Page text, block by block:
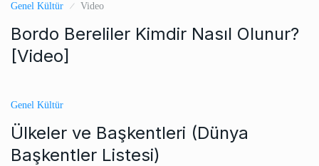
Genel Kültür Video
Bordo Bereliler Kimdir Nasıl Olunur?
[Video]
Genel Kültür
Ülkeler ve Başkentleri (Dünya
Başkentler Listesi)